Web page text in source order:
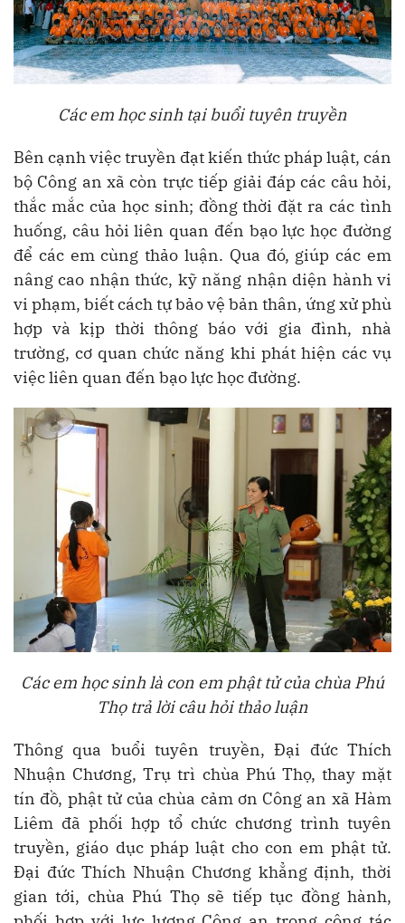
Các em học sinh tại buổi tuyên truyền
Bên cạnh việc truyền đạt kiến thức pháp luật, cán
bộ Công an xã còn trực tiếp giải đáp các câu hỏi,
thắc mắc của học sinh; đồng thời đặt ra các tình
huống, câu hỏi liên quan đến bạo lực học đường
để các em cùng thảo luận. Qua đó, giúp các em
nâng cao nhận thức, kỹ năng nhận diện hành vi
vi phạm, biết cách tự bảo vệ bản thân, ứng xử phù
hợp và kịp thời thông báo với gia đình, nhà
trường, cơ quan chức năng khi phát hiện các vụ
việc liên quan đến bạo lực học đường.
Các em học sinh là con em phật tử của chùa Phú
Thọ trả lời câu hỏi thảo luận
Thông qua buổi tuyên truyền, Đại đức Thích
Nhuận Chương, Trụ trì chùa Phú Thọ, thay mặt
tín đồ, phật tử của chùa cảm ơn Công an xã Hàm
Liêm đã phối hợp tổ chức chương trình tuyên
truyền, giáo dục pháp luật cho con em phật tử.
Đại đức Thích Nhuận Chương khẳng định, thời
gian tới, chùa Phú Thọ sẽ tiếp tục đồng hành,